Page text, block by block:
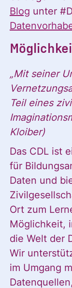
Blog unter
„Mit seiner
Teil eines
Kloiber)
Das CDL ist
für
Daten und
Ort zum
Möglichkeit,
die Welt der
Wir
im Umgang
Ja, ich
alle